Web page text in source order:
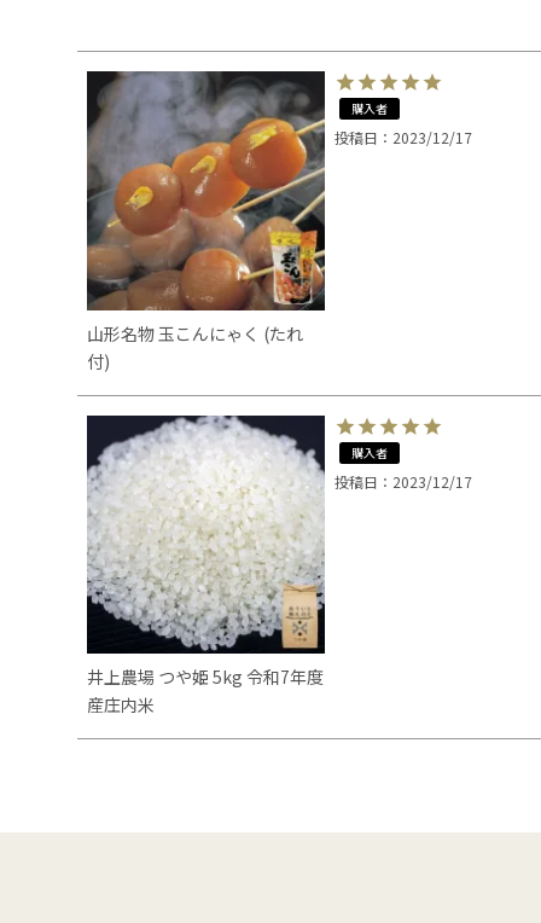
山形名物 玉こんにゃく (たれ
付)
購入者
投稿日 2023/12/17
井上農場 つや姫 5kg 令和7年度
産庄内米
購入者
投稿日 2023/12/17